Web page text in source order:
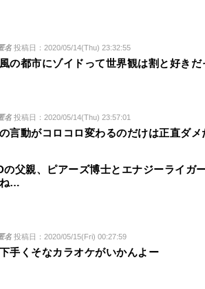
名 投稿日：2020/05/14(Thu) 23:32:55
の都市にゾイドって世界観は割と好き
名 投稿日：2020/05/14(Thu) 23:57:01
言動がコロコロ変わるのだけは正直ダメ
の父親、ピアーズ博士とエナジーライガ
…
名 投稿日：2020/05/15(Fri) 00:27:59
手くそなカラオケがいかんよー